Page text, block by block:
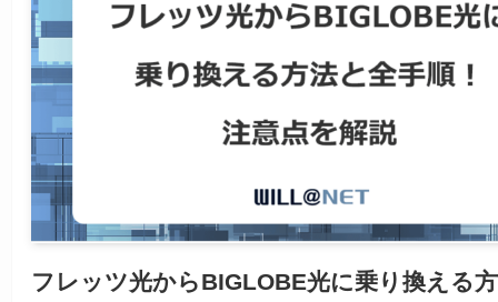
フレッツ光からBIGLOBE光に乗り換える